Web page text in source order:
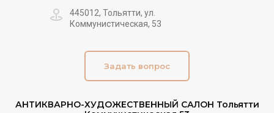
АНТИКВАРНО-ХУДОЖЕСТВЕННЫЙ САЛОН Тольятти
445012, Тольятти, ул.
Коммунистическая, 53
Задать вопрос